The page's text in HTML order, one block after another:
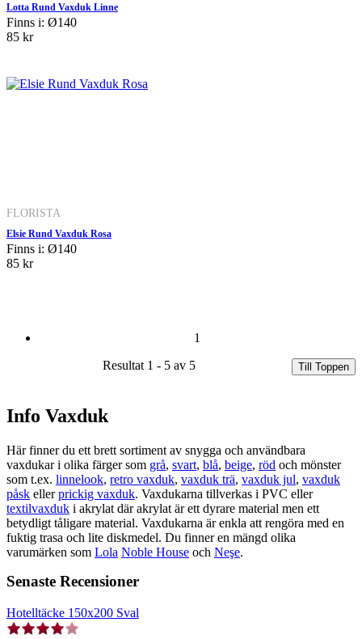
Lotta Rund Vaxduk Linne
Finns i: Ø140
85 kr
FLORISTA
Elsie Rund Vaxduk Rosa
Finns i: Ø140
85 kr
1
Resultat 1 - 5 av 5
Till Toppen
Info Vaxduk
Här finner du ett brett sortiment av snygga och användbara
vaxdukar i olika färger som grå, svart, blå, beige, röd och mönster
som t.ex. linnelook, retro vaxduk, vaxduk trä, vaxduk jul, vaxduk
påsk ellerprickig vaxduk. Vaxdukarna tillverkas i PVC eller
textilvaxduk i akrylat där akrylat är ett dyrare material men ett
betydligt tåligare material. Vaxdukarna är enkla att rengöra med en
fuktig trasa och lite diskmedel. Du finner en mängd olika
varumärken som Lola Noble House och Neşe.
Senaste Recensioner
Hotelltäcke 150x200 Sval